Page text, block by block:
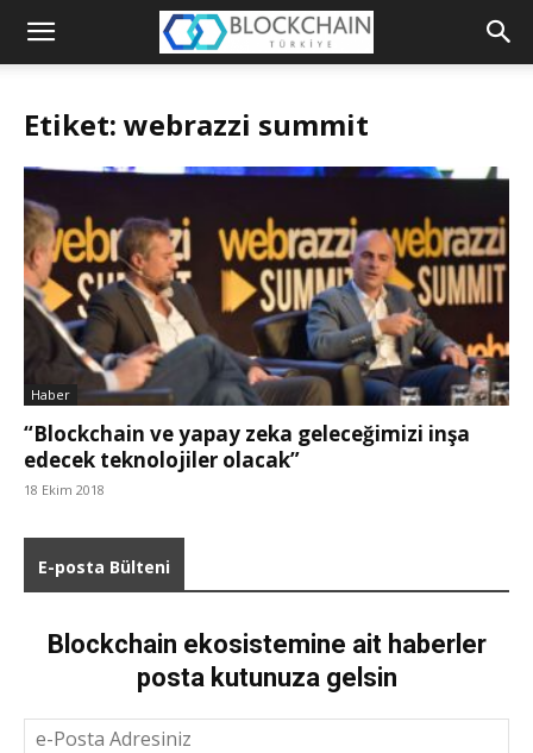
Blockchain
Etiket: webrazzi summit
Haber
“Blockchain ve yapay zeka geleceğimizi inşa
edecek teknolojiler olacak”
18 Ekim 2018
E-posta Bülteni
Blockchain ekosistemine ait haberler
posta kutunuza gelsin